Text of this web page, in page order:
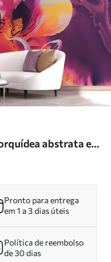
abstrata e
dinâmicas, em
Pronto para entrega
em 1 a 3 dias úteis
Política de reembolso
de 30 dias